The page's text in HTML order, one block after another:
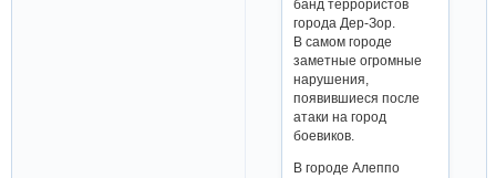
банд террористов
города Дер-Зор.
В самом городе
заметные огромные
нарушения,
появившиеся после
атаки на город
боевиков.
В городе Алеппо